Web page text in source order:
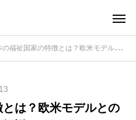
福祉国家の特徴とは？欧米モデルとの違いから課題まで徹底解説
は？欧米モデルとの